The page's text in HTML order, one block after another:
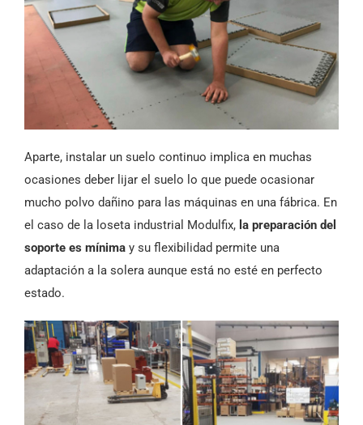
Aparte, instalar un suelo continuo implica en muchas
ocasiones deber lijar el suelo lo que puede ocasionar
mucho polvo dañino para las máquinas en una fábrica. En
el caso de la loseta industrial Modulfix, la preparación del
soporte es mínima y su flexibilidad permite una
adaptación a la solera aunque está no esté en perfecto
estado.